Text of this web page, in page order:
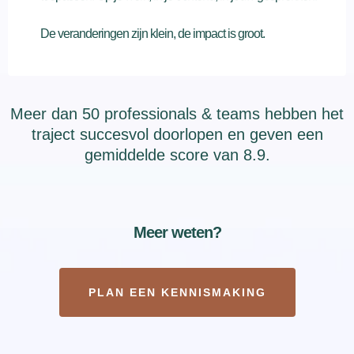
De veranderingen zijn klein, de impact is groot.
Meer dan 50 professionals & teams hebben het
traject succesvol doorlopen en geven een
gemiddelde score van 8.9.
Meer weten?
PLAN EEN KENNISMAKING